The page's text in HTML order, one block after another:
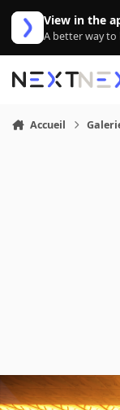
Aller au contenu
View in the
A better way to
Accueil